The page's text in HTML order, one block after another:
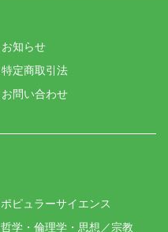
お知らせ
特定商取引法
お問い合わせ
ポピュラーサイエンス
哲学・倫理学・思想／宗教